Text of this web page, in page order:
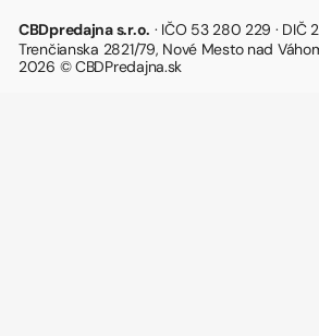
CBDpredajna s.r.o. · IČO 53 280 229 · DIČ
Trenčianska 2821/79, Nové Mesto nad
2026 © CBDPredajna.sk